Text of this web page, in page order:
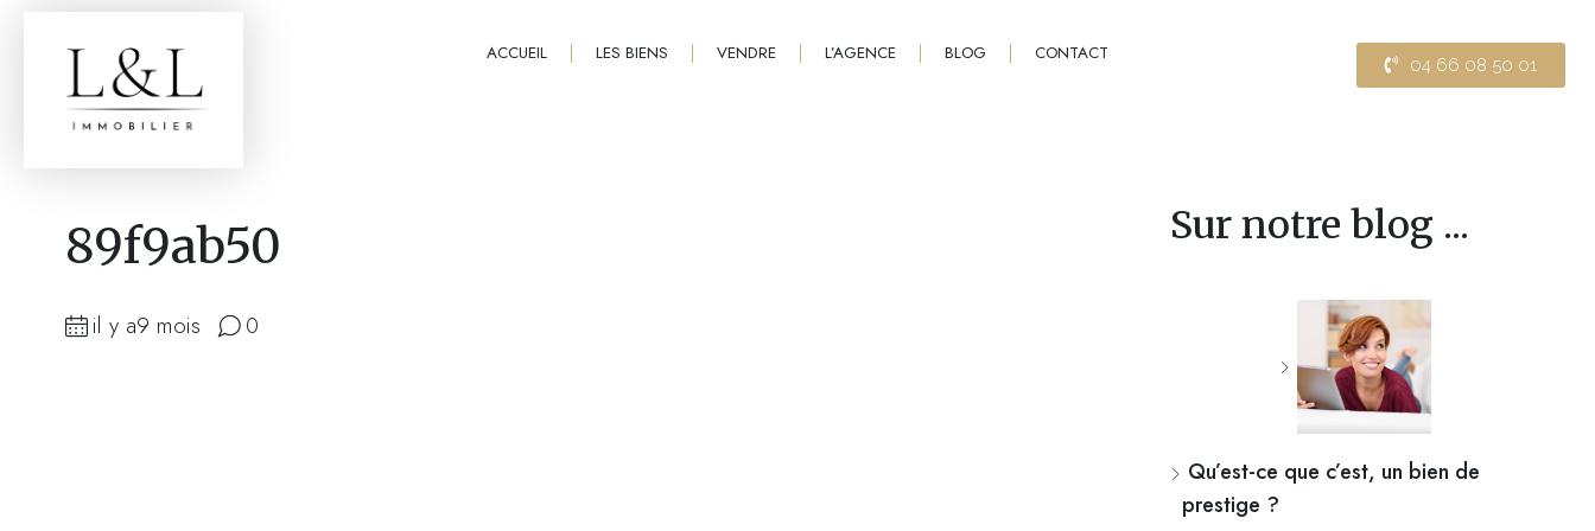
ACCUEIL LES BIENS VENDRE L’AGENCE BLOG CONTACT
04 66 08 50 01
89f9ab50
il y a9 mois 0
Sur notre blog ...
Qu’est-ce que c’est, un bien de
prestige ?